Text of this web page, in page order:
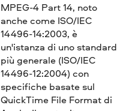
MPEG-4 Part 14, noto
anche come ISO/IEC
14496-14:2003, è
un'istanza di uno standard
più generale (ISO/IEC
14496-12:2004) con
specifiche basate sul
QuickTime File Format di